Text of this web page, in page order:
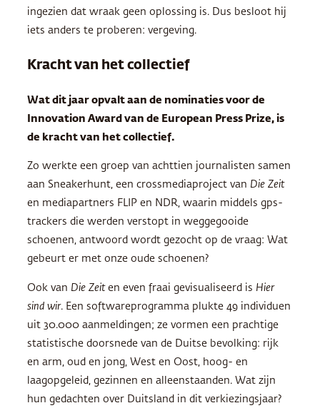
ingezien dat wraak geen oplossing is. Dus besloot hij
iets anders te proberen: vergeving.
Kracht van het collectief
Wat dit jaar opvalt aan de nominaties voor de
Innovation Award van de European Press Prize, is
de kracht van het collectief.
Zo werkte een groep van achttien journalisten samen
aan Sneakerhunt, een crossmediaproject van Die Zeit
en mediapartners FLIP en NDR, waarin middels gps-
trackers die werden verstopt in weggegooide
schoenen, antwoord wordt gezocht op de vraag: Wat
gebeurt er met onze oude schoenen?
Ook van Die Zeiten even fraai gevisualiseerd is Hier
sind wir. Een softwareprogramma plukte 49 individuen
uit 30.000 aanmeldingen; ze vormen een prachtige
statistische doorsnede van de Duitse bevolking: rijk
en arm, oud en jong, West en Oost, hoog- en
laagopgeleid, gezinnen en alleenstaanden. Wat zijn
hun gedachten over Duitsland in dit verkiezingsjaar?